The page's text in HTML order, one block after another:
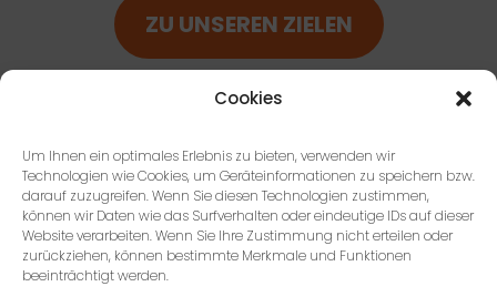
Cookies
Um Ihnen ein optimales Erlebnis zu bieten, verwenden wir
Technologien wie Cookies, um Geräteinformationen zu speichern bzw.
darauf zuzugreifen. Wenn Sie diesen Technologien zustimmen,
können wir Daten wie das Surfverhalten oder eindeutige IDs auf dieser
Website verarbeiten. Wenn Sie Ihre Zustimmung nicht erteilen oder
zurückziehen, können bestimmte Merkmale und Funktionen
beeinträchtigt werden.
ZU UNSEREN ZIELEN
KONTAKTIEREN SIE UNS